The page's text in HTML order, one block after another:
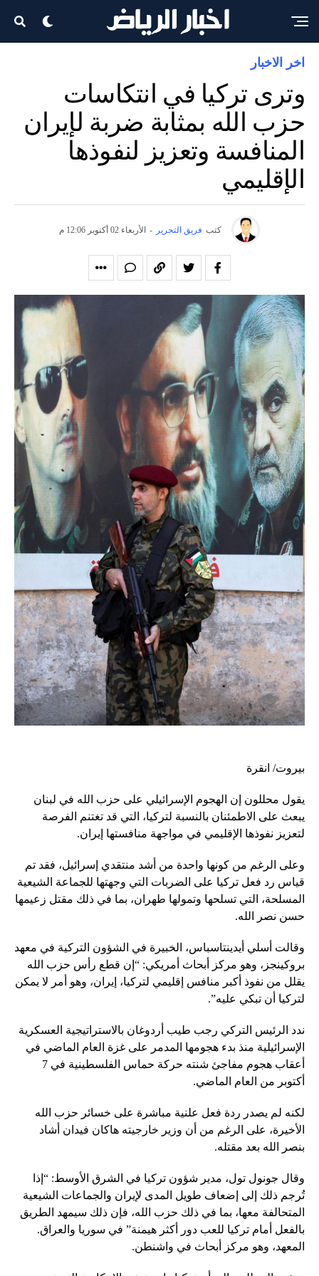
اخر الاخبار
وترى تركيا في انتكاسات
حزب الله بمثابة ضربة لإيران
المنافسة وتعزيز لنفوذها
الإقليمي
كتب فريق التحرير - الأربعاء 02 أكتوبر 12:06 م
بيروت/ انقرة
يقول محللون إن الهجوم الإسرائيلي على حزب الله في لبنان
يبعث على الاطمئنان بالنسبة لتركيا، التي قد تغتنم الفرصة
لتعزيز نفوذها الإقليمي في مواجهة منافستها إيران.
وعلى الرغم من كونها واحدة من أشد منتقدي إسرائيل، فقد تم
قياس رد فعل تركيا على الضربات التي وجهتها للجماعة الشيعية
المسلحة، التي تسلحها وتمولها طهران، بما في ذلك مقتل زعيمها
حسن نصر الله.
وقالت أسلي أيدينتاسباس، الخبيرة في الشؤون التركية في معهد
بروكينجز، وهو مركز أبحاث أمريكي: “إن قطع رأس حزب الله
يقلل من نفوذ أكبر منافس إقليمي لتركيا، إيران، وهو أمر لا يمكن
لتركيا أن تبكي عليه”.
ندد الرئيس التركي رجب طيب أردوغان بالاستراتيجية العسكرية
الإسرائيلية منذ بدء هجومها المدمر على غزة العام الماضي في
أعقاب هجوم مفاجئ شنته حركة حماس الفلسطينية في 7
أكتوبر من العام الماضي.
لكنه لم يصدر ردة فعل علنية مباشرة على خسائر حزب الله
الأخيرة، على الرغم من أن وزير خارجيته هاكان فيدان أشاد
بنصر الله بعد مقتله.
وقال جونول تول، مدير شؤون تركيا في الشرق الأوسط: “إذا
تُرجم ذلك إلى إضعاف طويل المدى لإيران والجماعات الشيعية
المتحالفة معها، بما في ذلك حزب الله، فإن ذلك سيمهد الطريق
بالفعل أمام تركيا للعب دور أكثر هيمنة” في سوريا والعراق.
المعهد، وهو مركز أبحاث في واشنطن.